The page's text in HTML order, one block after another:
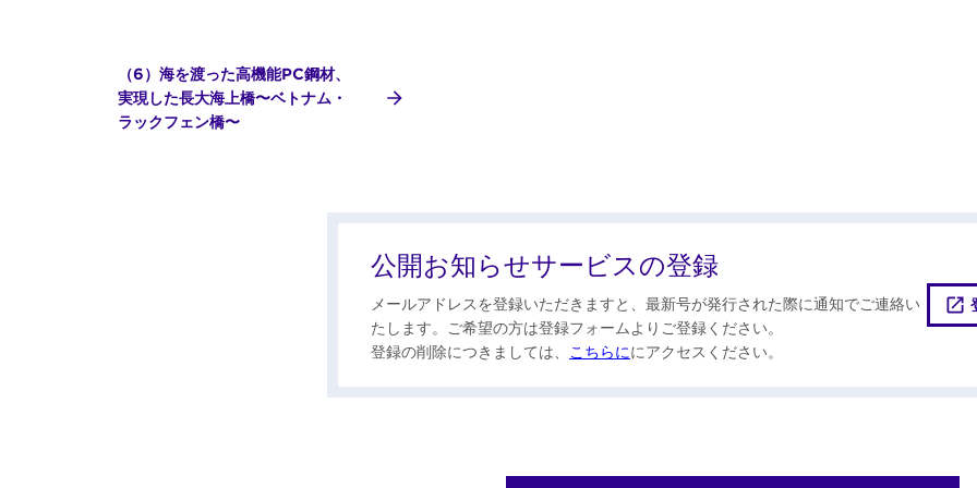
（6）海を渡った高機能PC鋼材、
実現した長大海上橋〜ベトナム・
ラックフェン橋〜
公開お知らせサービスの登録
メールアドレスを登録いただきますと、最新号が発行された際に通知でご連絡い
たします。ご希望の方は登録フォームよりご登録ください。
登録の削除につきましては、
こちらににアクセスください。